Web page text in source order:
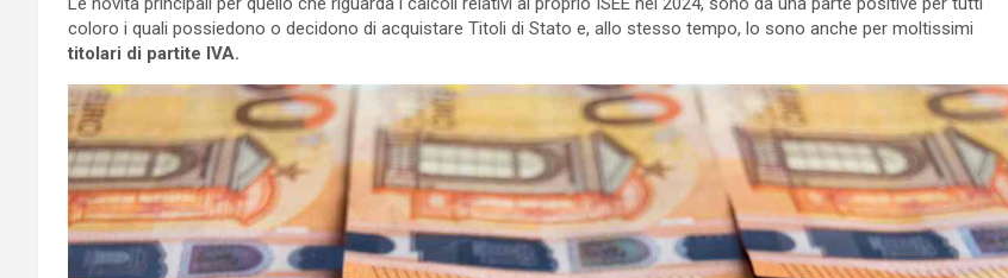
coloro i quali possiedono o decidono di acquistare Titoli di Stato e, allo stesso tempo, lo sono anche per moltissimi
titolari di partite IVA.